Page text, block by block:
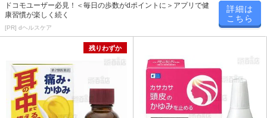
ドコモユーザー必見！＜毎日の歩数がdポイントに＞アプリで健
康習慣が楽しく続く
[PR] dヘルスケア
詳細は
こちら
残りわずか